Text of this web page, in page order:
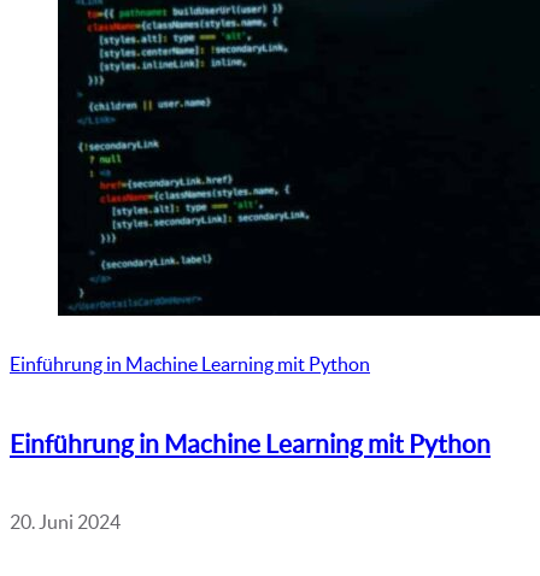
Einführung in Machine Learning mit Python
Einführung in Machine Learning mit Python
20. Juni 2024